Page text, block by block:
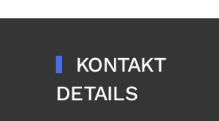
KONTAKT
DETAILS